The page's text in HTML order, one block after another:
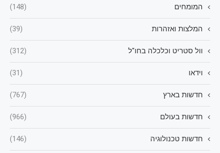
המומחים (148)
המלצות ואזהרות (39)
וול סטריט וכלכלה בחו"ל (312)
וידאו (31)
חדשות בארץ (767)
חדשות בעולם (966)
חדשות טכנולוגיה (146)